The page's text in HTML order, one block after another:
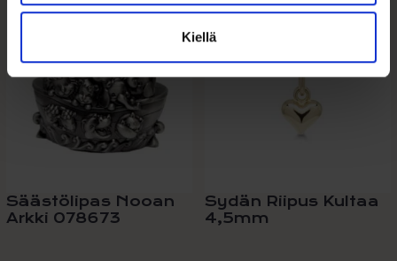
Kiellä
Säästölipas Nooan
Arkki 078673
Sydän Riipus Kultaa
4,5mm